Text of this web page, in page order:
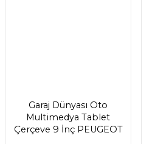
Garaj Dünyası Oto
Multimedya Tablet
Çerçeve 9 İnç PEUGEOT